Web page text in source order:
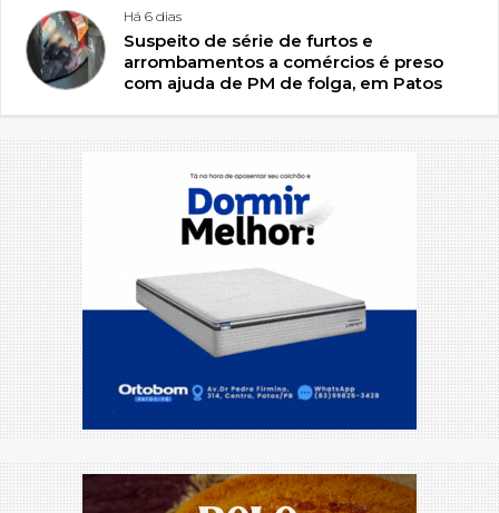
Há 6 dias
Suspeito de série de furtos e
arrombamentos a comércios é preso
com ajuda de PM de folga, em Patos